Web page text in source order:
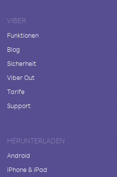
VIBER
Funktionen
Blog
Sicherheit
Viber Out
Tarife
Support
HERUNTERLADEN
Android
iPhone & iPad